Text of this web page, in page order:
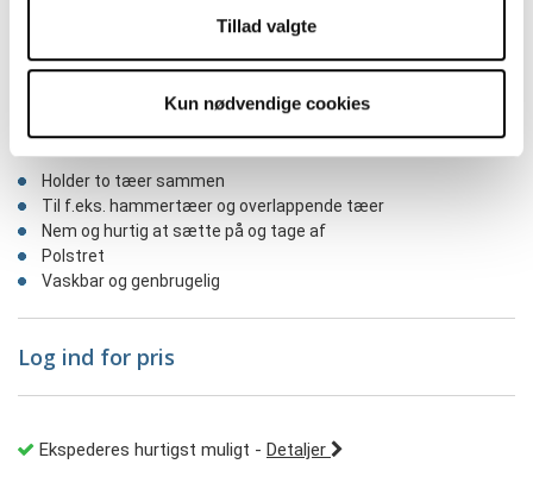
Tillad valgte
Kun nødvendige cookies
Gelsmart, Tåstrop, One Size, 4 stk.
Holder to tæer sammen
Til f.eks. hammertæer og overlappende tæer
Nem og hurtig at sætte på og tage af
Polstret
Vaskbar og genbrugelig
Log ind for pris
Ekspederes hurtigst muligt - Detaljer